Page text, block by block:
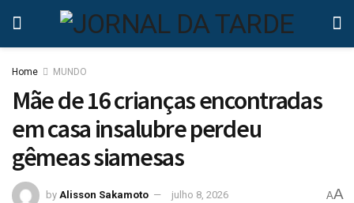
Home MUNDO
Mãe de 16 crianças encontradas
em casa insalubre perdeu
gêmeas siamesas
by Alisson Sakamoto julho 8, 2026 AA